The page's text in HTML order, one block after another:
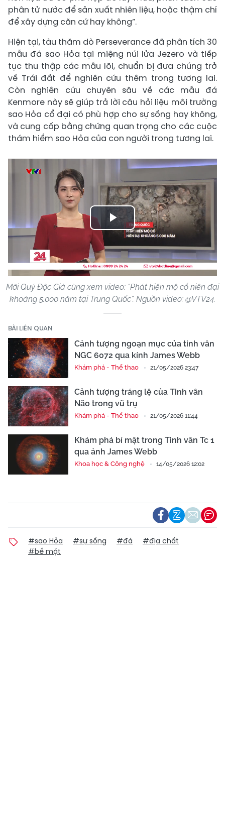
phân tử nước để sản xuất nhiên liệu, hoặc thậm chí
để xây dựng căn cứ hay không”.
Hiện tại, tàu thăm dò Perseverance đã phân tích 30
mẫu đá sao Hỏa tại miệng núi lửa Jezero và tiếp
tục thu thập các mẫu lõi, chuẩn bị đưa chúng trở
về Trái đất để nghiên cứu thêm trong tương lai.
Còn nghiên cứu chuyên sâu về các mẫu đá
Kenmore này sẽ giúp trả lời câu hỏi liệu môi trường
sao Hỏa cổ đại có phù hợp cho sự sống hay không,
và cung cấp bằng chứng quan trọng cho các cuộc
thám hiểm sao Hỏa của con người trong tương lai.
Play
Video
Mời Quý Độc Giả cùng xem video: “Phát hiện mộ cổ niên đại
khoảng 5.000 năm tại Trung Quốc”. Nguồn video: @VTV24.
BÀI LIÊN QUAN
Cảnh tượng ngoạn mục của tinh vân
NGC 6072 qua kính James Webb
Khám phá - Thể thao 21/05/2026 23:47
Cảnh tượng tráng lệ của Tinh vân
Não trong vũ trụ
Khám phá - Thể thao 21/05/2026 11:44
Khám phá bí mật trong Tinh vân Tc 1
qua ảnh James Webb
Khoa học & Công nghệ 14/05/2026 12:02
#sao Hỏa #sự sống #đá
#địa chất
#bề mặt